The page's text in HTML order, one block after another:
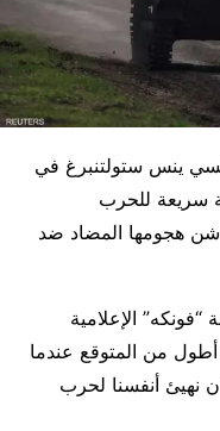
ينس ستولتنبرغ في
سريعة للحرب
شن هجومها المضاد ضد
الإعلامية
أطول من المتوقع عندما
أن نهيئ أنفسنا لحرب